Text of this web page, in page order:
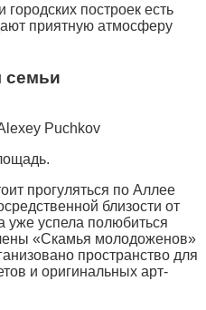
построек есть
приятную атмосферу
семьи
Puchkov
прогуляться по Аллее
близости от
успела полюбиться
«Скамья молодоженов»
пространство для
и оригинальных арт-